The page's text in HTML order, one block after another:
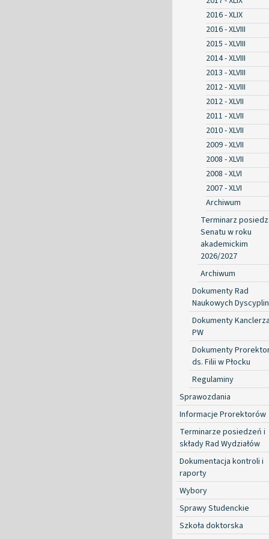
2016 - XLIX
2016 - XLVIII
2015 - XLVIII
2014 - XLVIII
2013 - XLVIII
2012 - XLVIII
2012 - XLVII
2011 - XLVII
2010 - XLVII
2009 - XLVII
2008 - XLVII
2008 - XLVI
2007 - XLVI
Archiwum
Terminarz
Senatu w roku
akademickim
2026/2027
Archiwum
Dokumenty Rad
Naukowych Dyscyplin
Dokumenty
PW
Dokumenty
ds. Filii w Płocku
Regulaminy
Sprawozdania
Informacje Prorektorów
Terminarze posiedzeń i
składy Rad Wydziałów
Dokumentacja kontroli i
raporty
Wybory
Sprawy Studenckie
Szkoła doktorska